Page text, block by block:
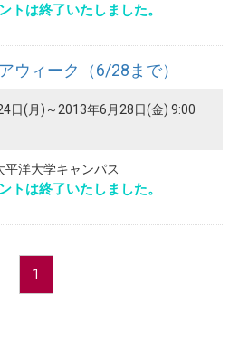
トは終了いたしました。
ウィーク（6/28まで）
日(月)～2013年6月28日(金) 9:00
平洋大学キャンパス
トは終了いたしました。
1